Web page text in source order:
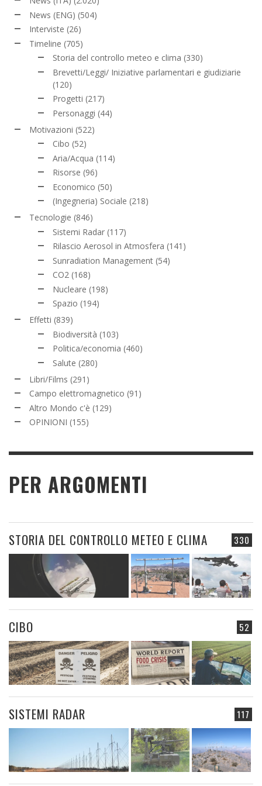
News (ENG) (504)
Interviste (26)
Timeline (705)
Storia del controllo meteo e clima (330)
Brevetti/Leggi/ Iniziative parlamentari e giudiziarie
(120)
Progetti (217)
Personaggi (44)
Motivazioni (522)
Cibo (52)
Aria/Acqua (114)
Risorse (96)
Economico (50)
(Ingegneria) Sociale (218)
Tecnologie (846)
Sistemi Radar (117)
Rilascio Aerosol in Atmosfera (141)
Sunradiation Management (54)
CO2 (168)
Nucleare (198)
Spazio (194)
Effetti (839)
Biodiversità (103)
Politica/economia (460)
Salute (280)
Libri/Films (291)
Campo elettromagnetico (91)
Altro Mondo c'è (129)
OPINIONI (155)
PER ARGOMENTI
330
STORIA DEL CONTROLLO METEO E CLIMA
52
CIBO
117
SISTEMI RADAR